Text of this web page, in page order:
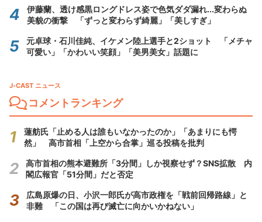
伊藤蘭、透け感黒ロングドレス姿で色気ダダ漏れ...変わらぬ
美貌の衝撃 「ずっと変わらず綺麗」「美しすぎ」
元卓球・石川佳純、イケメン陸上選手と2ショット 「メチャ
可愛い」「かわいい笑顔」「美男美女」話題に
J-CAST ニュース
コメントランキング
蓮舫氏「止める人は誰もいなかったのか」「あまりにも愕
然」 高市首相「上空から合掌」巡る投稿を批判
高市首相の熊本避難所「3分間」しか視察せず？SNS拡散 内
閣広報官「51分間」だと否定
広島原爆の日、小沢一郎氏が高市政権を「戦前回帰路線」と
非難 「この国は再び滅亡に向かいかねない」